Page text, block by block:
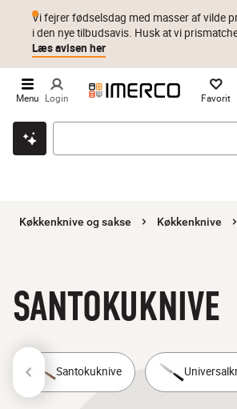
Klik & hent Byt i 1 år Prismatch
Vi fejrer fødselsdag med masser af vilde
i den nye tilbudsavis. Husk at vi
Læs avisen her
Menu Login Favorit
Køkkenknive og sakse Køkkenknive
SANTOKUKNIVE
Santokuknive